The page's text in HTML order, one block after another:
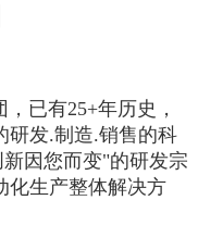
已有25+年历史，
研发.制造.销售的科
因您而变"的研发宗
化生产整体解决方